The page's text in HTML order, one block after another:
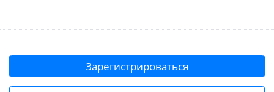
Зарегистрироваться